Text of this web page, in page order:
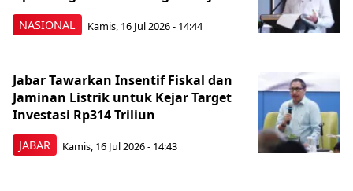
NASIONAL Kamis, 16 Jul 2026 - 14:44
JABAR
Jabar Tawarkan Insentif Fiskal dan
Jaminan Listrik untuk Kejar Target
Investasi Rp314 Triliun
Kamis, 16 Jul 2026 - 14:43